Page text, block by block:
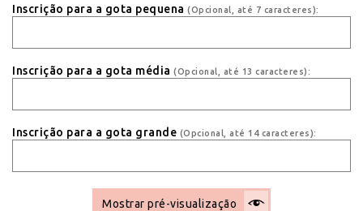
Inscrição para a gota pequena (Opcional, até 7 caracteres):
Inscrição para a gota média (Opcional, até 13 caracteres):
Inscrição para a gota grande (Opcional, até 14 caracteres):
Mostrar pré-visualização